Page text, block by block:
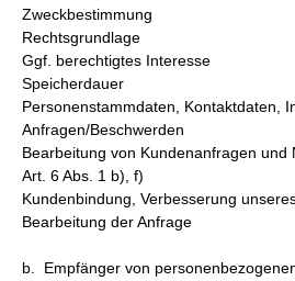
Zweckbestimmung
Rechtsgrundlage
Ggf. berechtigtes Interesse
Speicherdauer
Personenstammdaten, Kontaktdaten,
Anfragen/Beschwerden
Bearbeitung von Kundenanfragen und
Art. 6 Abs. 1 b), f)
Kundenbindung, Verbesserung
Bearbeitung der Anfrage
b. Empfänger von